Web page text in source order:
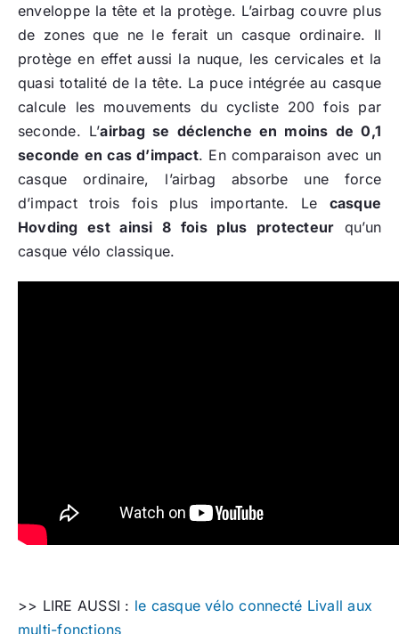
enveloppe la tête et la protège. L’airbag couvre plus
de zones que ne le ferait un casque ordinaire. Il
protège en effet aussi la nuque, les cervicales et la
quasi totalité de la tête. La puce intégrée au casque
calcule les mouvements du cycliste 200 fois par
seconde. L’airbag se déclenche en moins de 0,1
seconde en cas d’impact. En comparaison avec un
casque ordinaire, l’airbag absorbe une force
d’impact trois fois plus importante. Le casque
Hovding est ainsi 8 fois plus protecteur qu’un
casque vélo classique.
>> LIRE AUSSI : le casque vélo connecté Livall aux
multi-fonctions